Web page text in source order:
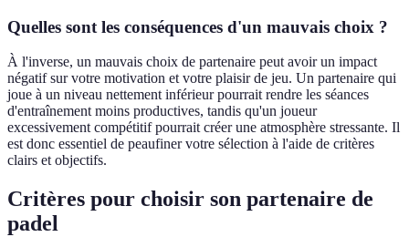
Quelles sont les conséquences d'un mauvais choix ?
À l'inverse, un mauvais choix de partenaire peut avoir un impact
négatif sur votre motivation et votre plaisir de jeu. Un partenaire qui
joue à un niveau nettement inférieur pourrait rendre les séances
d'entraînement moins productives, tandis qu'un joueur
excessivement compétitif pourrait créer une atmosphère stressante. Il
est donc essentiel de peaufiner votre sélection à l'aide de critères
clairs et objectifs.
Critères pour choisir son partenaire de
padel